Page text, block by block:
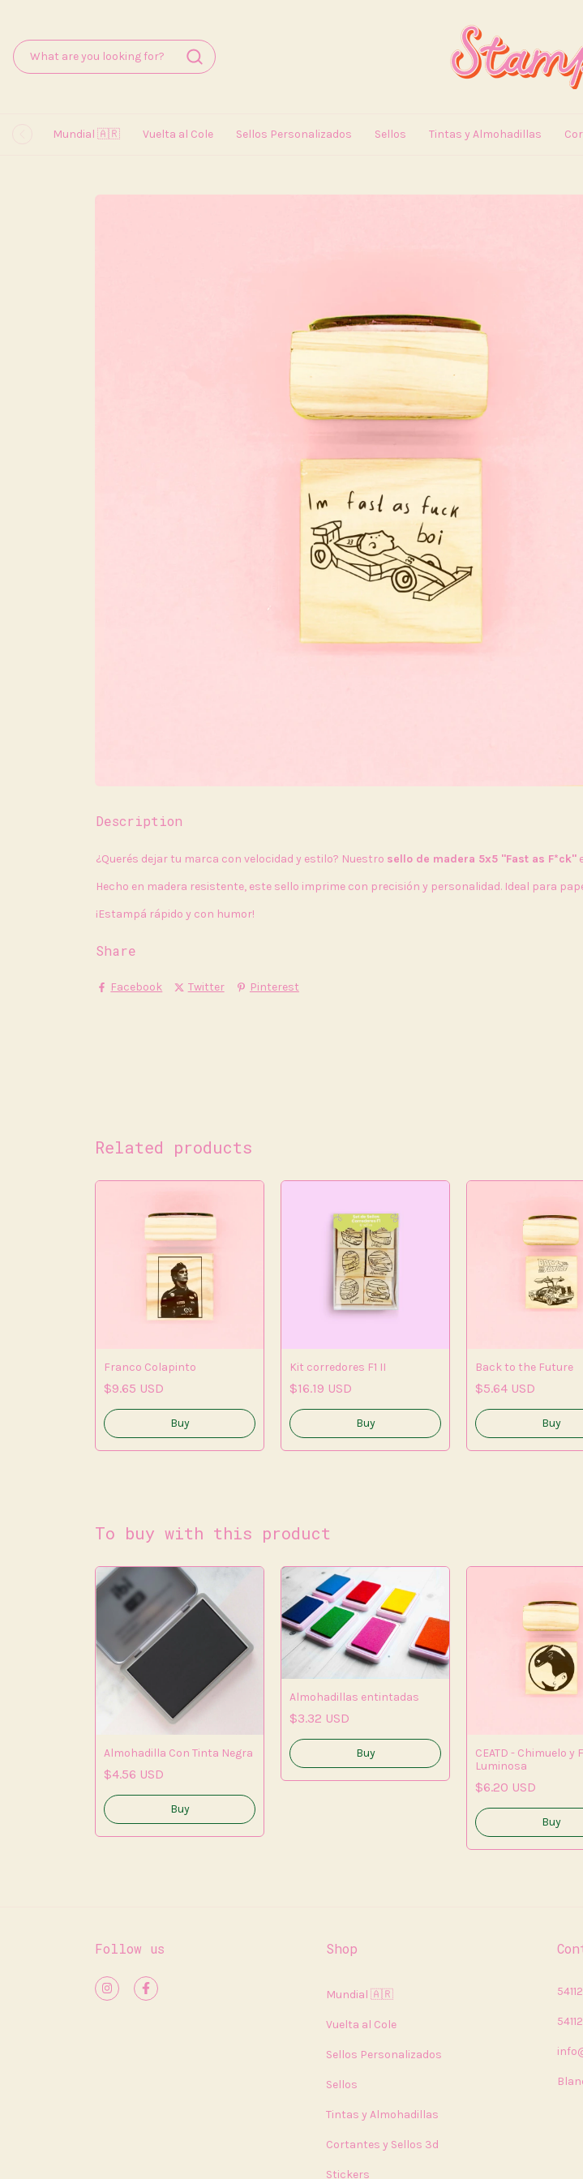
Mundial 🇦🇷 Vuelta al Cole Sellos Personalizados Sellos Tintas y Almohadillas
Description
¿Querés dejar tu marca con velocidad y estilo? Nuestro sello de madera 5x5 "Fast as F*ck"
Hecho en madera resistente, este sello imprime con precisión y personalidad. Ideal para
¡Estampá rápido y con humor!
Share
Facebook Twitter Pinterest
Related products
Franco Colapinto
$9.65 USD
Kit corredores F1 II
$16.19 USD
Back to the Future
$5.64 USD
To buy with this product
Almohadilla Con Tinta Negra
$4.56 USD
Buy
Almohadillas entintadas
$3.32 USD
Buy
CEATD - Chimuelo y
Luminosa
$6.20 USD
Follow us Shop
Mundial 🇦🇷
Vuelta al Cole
Sellos Personalizados
Sellos
Tintas y Almohadillas
Cortantes y Sellos 3d
Stickers